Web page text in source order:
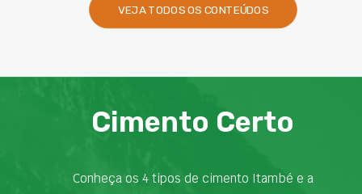
VEJA TODOS OS CONTEÚDOS
Cimento Certo
Conheça os 4 tipos de cimento Itambé e a